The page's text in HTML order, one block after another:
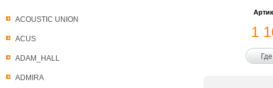
ACOUSTIC UNION
ACUS
ADAM_HALL
ADMIRA
1